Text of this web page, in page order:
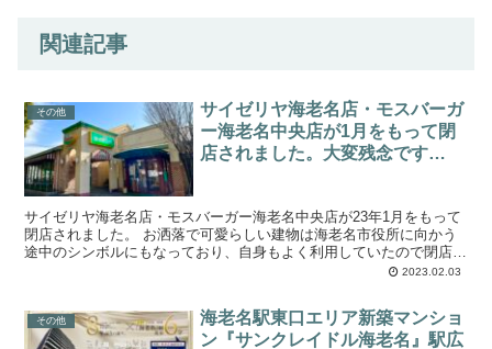
関連記事
その他
サイゼリヤ海老名店・モスバーガ
ー海老名中央店が1月をもって閉
店されました。大変残念です…
サイゼリヤ海老名店・モスバーガー海老名中央店が23年1月をもって
閉店されました。 お洒落で可愛らしい建物は海老名市役所に向かう
途中のシンボルにもなっており、自身もよく利用していたので閉店は
2023.02.03
その他
海老名駅東口エリア新築マンショ
ン『サンクレイドル海老名』駅広